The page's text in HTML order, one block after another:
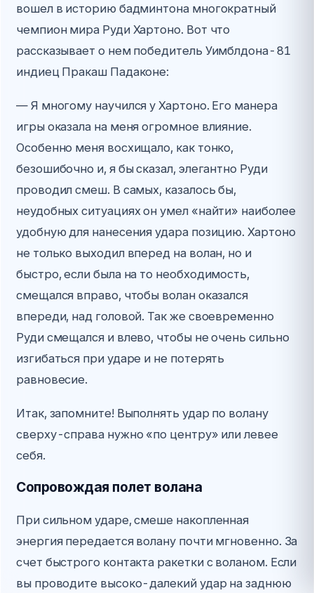
вошел в историю бадминтона многократный
чемпион мира Руди Хартоно. Вот что
рассказывает о нем победитель Уимблдона-81
индиец Пракаш Падаконе:
— Я многому научился у Хартоно. Его манера
игры оказала на меня огромное влияние.
Особенно меня восхищало, как тонко,
безошибочно и, я бы сказал, элегантно Руди
проводил смеш. В самых, казалось бы,
неудобных ситуациях он умел «найти» наиболее
удобную для нанесения удара позицию. Хартоно
не только выходил вперед на волан, но и
быстро, если была на то необходимость,
смещался вправо, чтобы волан оказался
впереди, над головой. Так же своевременно
Руди смещался и влево, чтобы не очень сильно
изгибаться при ударе и не потерять
равновесие.
Итак, запомните! Выполнять удар по волану
сверху-справа нужно «по центру» или левее
себя.
Сопровождая полет волана
При сильном ударе, смеше накопленная
энергия передается волану почти мгновенно. За
счет быстрого контакта ракетки с воланом. Если
вы проводите высоко-далекий удар на заднюю